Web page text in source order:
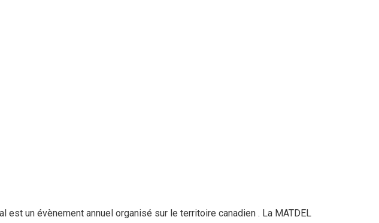
un évènement annuel organisé sur le territoire canadien . La MATDEL